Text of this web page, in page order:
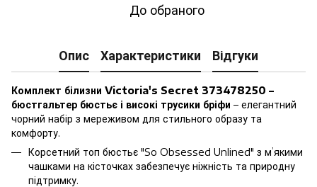
До обраного
Опис Характеристики Відгуки
Комплект білизни Victoria's Secret 373478250 –
бюстгальтер бюстьє і високі трусики бріфи – елегантний
чорний набір з мереживом для стильного образу та
комфорту.
Корсетний топ бюстьє "So Obsessed Unlined" з м’якими
чашками на кісточках забезпечує ніжність та природну
підтримку.